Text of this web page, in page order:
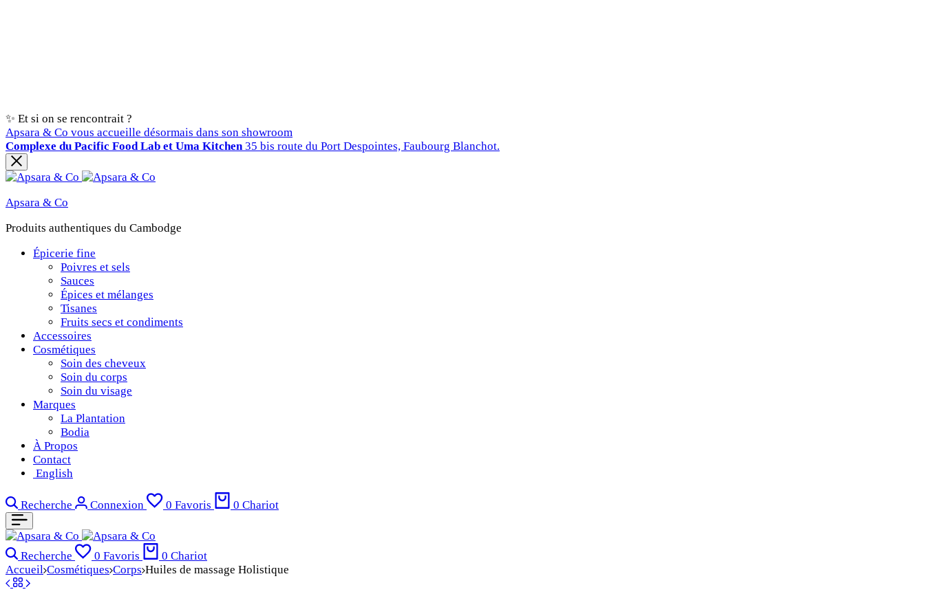
✨ Et si on se rencontrait ?
Apsara & Co vous accueille désormais dans son showroom
Complexe du Pacific Food Lab et Uma Kitchen35 bis route du Port Despointes, Faubourg Blanchot.
Apsara & Co
Produits authentiques du Cambodge
Épicerie fine
Poivres et sels
Sauces
Épices et mélanges
Tisanes
Fruits secs et condiments
Accessoires
Cosmétiques
Soin des cheveux
Soin du corps
Soin du visage
Marques
La Plantation
Bodia
À Propos
Contact
English
Recherche Connexion 0 Favoris 0 Chariot
Recherche 0 Favoris 0 Chariot
Accueil Cosmétiques Corps Huiles de massage Holistique